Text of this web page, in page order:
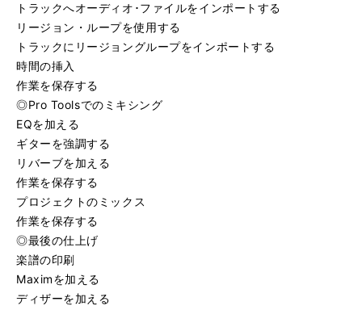
トラックへオーディオ･ファイルをインポートする
リージョン・ループを使用する
トラックにリージョングループをインポートする
時間の挿入
作業を保存する
◎Pro Toolsでのミキシング
EQを加える
ギターを強調する
リバーブを加える
作業を保存する
プロジェクトのミックス
作業を保存する
◎最後の仕上げ
楽譜の印刷
Maximを加える
ディザーを加える